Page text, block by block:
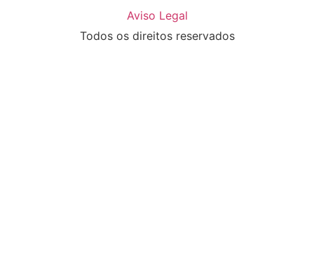
Aviso Legal
Todos os direitos reservados